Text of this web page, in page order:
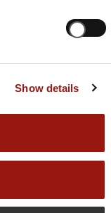
Show details